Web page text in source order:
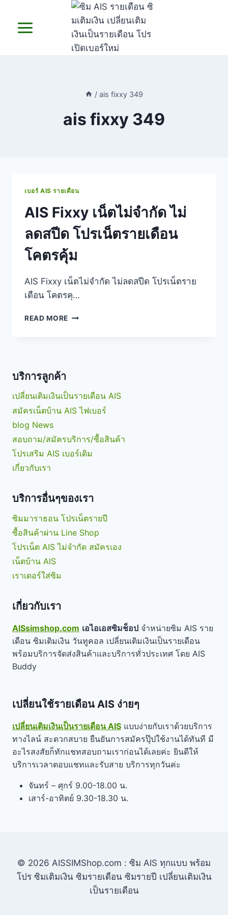
content
/ ais fixxy 349
ais fixxy 349
เบอร์ AIS รายเดือน
AIS Fixxy เน็ตไม่จำกัด ไม่
ลดสปีด โปรเน็ตรายเดือน
โคตรคุ้ม
AIS Fixxy เน็ตไม่จำกัด ไม่ลดสปีด โปรเน็ตราย
เดือน โคตรคุ…
READ MORE AIS
โปร
เน็ต
โคตร
คุ้ม
บริการลูกค้า
เปลี่ยนเติมเงินเป็นรายเดือน AIS
สมัครเน็ตบ้าน AIS ไฟเบอร์
blog News
สอบถาม/สมัครบริการ/ซื้อสินค้า
โปรเสริม AIS เบอร์เดิม
เกี่ยวกับเรา
บริการอื่นๆของเรา
ซิมมาราธอน โปรเน็ตรายปี
ซื้อสินค้าผ่าน Line Shop
โปรเน็ต AIS ไม่จำกัด สมัครเอง
เน็ตบ้าน AIS
เราเตอร์ใส่ซิม
เกี่ยวกับเรา
AISsimshop.com เอไอเอสซิมช็อป จำหน่ายซิม AIS ราย
เดือน ซิมเติมเงิน วันทูคอล เปลี่ยนเติมเงินเป็นรายเดือน
พร้อมบริการจัดส่งสินค้าและบริการทั่วประเทศ โดย AIS
Buddy
เปลี่ยนใช้รายเดือน AIS ง่ายๆ
เปลี่ยนเติมเงินเป็นรายเดือน AIS แบบง่ายกับเราด้วยบริการ
ทางไลน์ สะดวกสบาย ยืนยันการสมัครปุ๊ปใช้งานได้ทันที มี
อะไรสงสัยก็ทักแชทสอบถามเราก่อนได้เลยค่ะ ยินดีให้
บริการเวลาตอบแชทและรับสาย บริการทุกวันค่ะ
จันทร์ – ศุกร์ 9.00-18.00 น.
เสาร์-อาทิตย์ 9.30-18.30 น.
© 2026 AISSIMShop.com : ซิม AIS ทุกแบบ พร้อม
โปร ซิมเติมเงิน ซิมรายเดือน ซิมรายปี เปลี่ยนเติมเงิน
เป็นรายเดือน